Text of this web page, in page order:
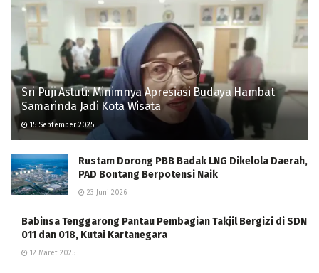
Sri Puji Astuti: Minimnya Apresiasi Budaya Hambat
Samarinda Jadi Kota Wisata
15 September 2025
Rustam Dorong PBB Badak LNG Dikelola Daerah,
PAD Bontang Berpotensi Naik
23 Juni 2026
Babinsa Tenggarong Pantau Pembagian Takjil Bergizi di SDN
011 dan 018, Kutai Kartanegara
12 Maret 2025